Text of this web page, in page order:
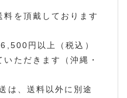
料を頂戴しております
円以上（税込）
ただきます（沖縄・
は、送料以外に別途